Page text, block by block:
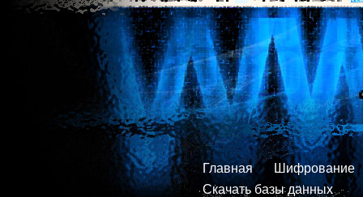
Главная
Шифрование
Скачать базы данных